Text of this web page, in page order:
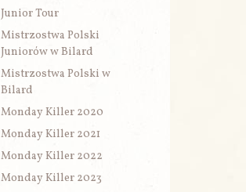
Junior Tour
Mistrzostwa Polski
Juniorów w Bilard
Mistrzostwa Polski w
Bilard
Monday Killer 2020
Monday Killer 2021
Monday Killer 2022
Monday Killer 2023